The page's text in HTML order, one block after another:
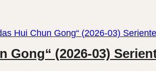
Gong“ (2026-03)
Hui Chun Gong“ (2026-03)